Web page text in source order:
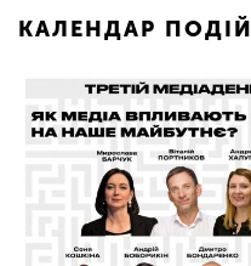
КАЛЕНДАР ПОДІЙ